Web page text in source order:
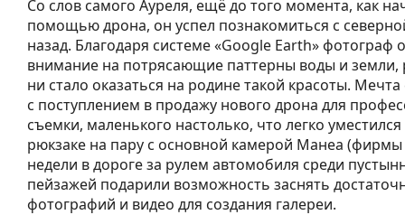
Со слов самого Ауреля, ещё до того момента, как
помощью дрона, он успел познакомиться с
назад. Благодаря системе «Google Earth» фотограф
внимание на потрясающие паттерны воды и
ни стало оказаться на родине такой красоты.
с поступлением в продажу нового дрона для
съемки, маленького настолько, что легко
рюкзаке на пару с основной камерой Манеа (фирмы
недели в дороге за рулем автомобиля среди
пейзажей подарили возможность заснять
фотографий и видео для создания галереи.